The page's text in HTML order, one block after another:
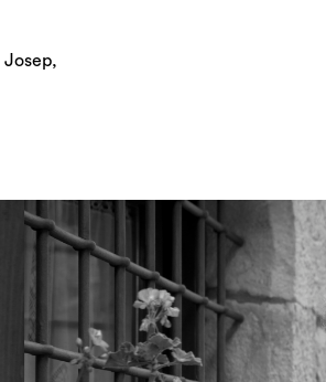
Josep,